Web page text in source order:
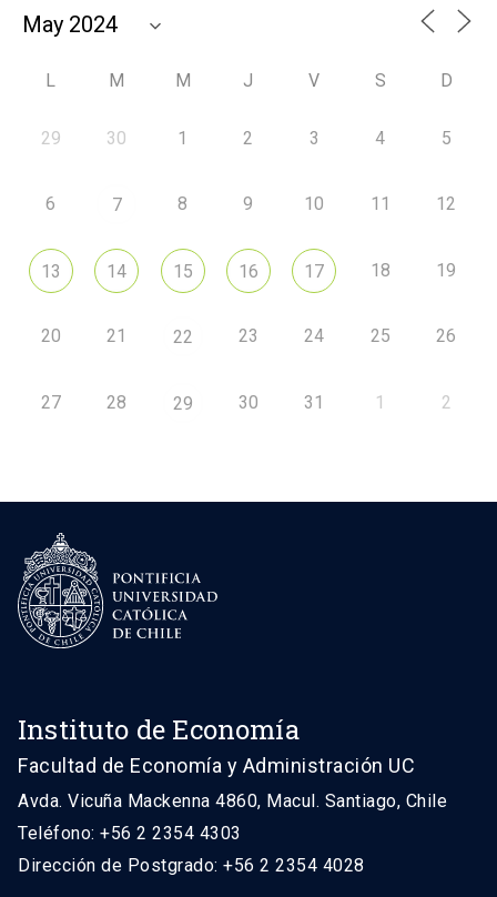
L M M J V S D
29 30 1 2 3 4 5
6 7 8 9 10 11 12
13 14 15 16 17 18 19
20 21 22 23 24 25 26
27 28 29 30 31 1 2
Instituto de Economía
Facultad de Economía y Administración UC
Avda. Vicuña Mackenna 4860, Macul. Santiago, Chile
Teléfono: +56 2 2354 4303
Dirección de Postgrado: +56 2 2354 4028